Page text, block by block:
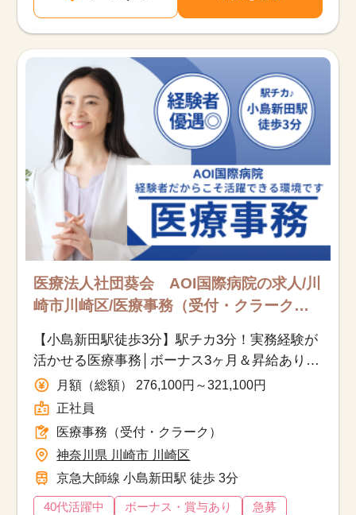
医療法人社団葵会 AOI国際病院の求人/川
崎市川崎区/医療事務（受付・クラーク）/
【小島新田駅徒歩3分】駅チカ3分！実務経験が
活かせる医療事務│ボーナス3ヶ月＆昇給あり│
日祝休み・安定の正社員採用！
月額（総額） 276,100円～321,100円
正社員
医療事務（受付・クラーク）
神奈川県 川崎市 川崎区
京急大師線 小島新田駅 徒歩 3分
40代活躍中 ボーナス・賞与あり
急募
該当件数
17,050 件
他の条件を選択